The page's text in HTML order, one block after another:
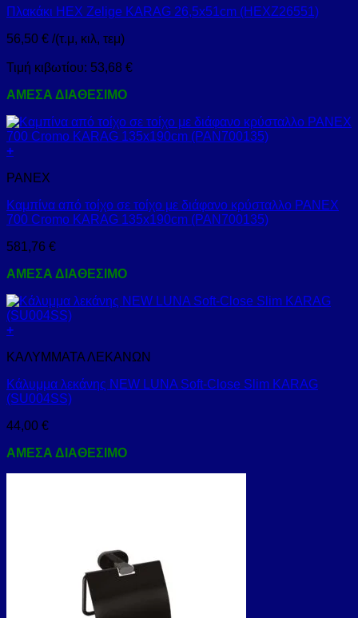
Πλακάκι HEX Zelige KARAG 26,5x51cm (HEXZ26551)
56,50 € /(τ.μ, κιλ, τεμ)
Τιμή κιβωτίου: 53,68 €
ΑΜΕΣΑ ΔΙΑΘΕΣΙΜΟ
+
PANEX
Καμπίνα από τοίχο σε τοίχο με διάφανο κρύσταλλο PANEX
700 Cromo KARAG 135x190cm (PAN700135)
581,76 €
ΑΜΕΣΑ ΔΙΑΘΕΣΙΜΟ
+
ΚΑΛΥΜΜΑΤΑ ΛΕΚΑΝΩΝ
Κάλυμμα λεκάνης NEW LUNA Soft-Close Slim KARAG
(SU004SS)
44,00 €
ΑΜΕΣΑ ΔΙΑΘΕΣΙΜΟ